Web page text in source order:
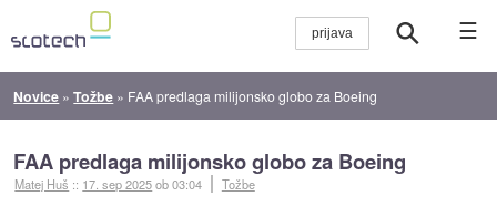
☰
Novice »Tožbe » FAA predlaga milijonsko globo za Boeing
FAA predlaga milijonsko globo za Boeing
Matej Huš :: 17. sep 2025ob 03:04 Tožbe